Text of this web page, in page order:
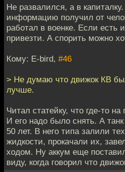
Не развалился, а в
информацию получил от
работал в военке. Если
привезти. А спорить можно
Кому: E-bird, #46
> Не думаю что движок КВ
лучше.
Читал статейку, что где-то
И его надо было снять. А
50 лет. В него типа залили
жидкости, прокачали их,
ходом. Ну аккум еще
виду, когда говорил что